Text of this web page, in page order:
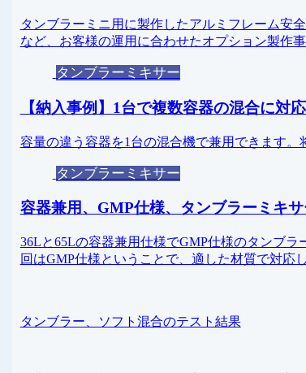
タンブラーミニ用に製作したアルミフレーム安
など、お客様の運用に合わせたオプション製作事
タンブラーミキサー
【納入事例】1台で複数容器の混合に対
容量の違う容器を1台の混合機で兼用できます。
タンブラーミキサー
容器兼用、GMP仕様、タンブラーミキサ
36Lと65Lの容器兼用仕様でGMP仕様のタンブ
回はGMP仕様ということで、適した材質で対応
タンブラー、ソフト混合のテスト結果